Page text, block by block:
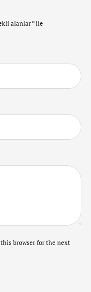
alanlar*ile
browser for the next